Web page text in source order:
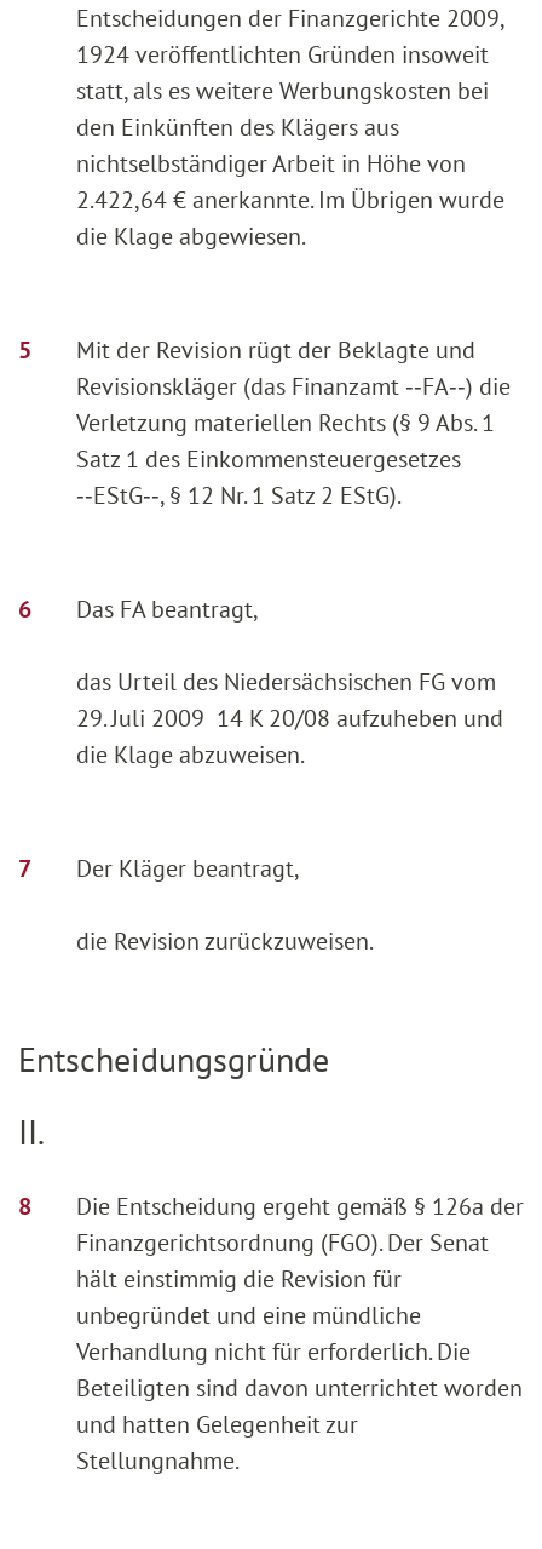
Entscheidungen der Finanzgerichte 2009,
1924 veröffentlichten Gründen insoweit
statt, als es weitere Werbungskosten bei
den Einkünften des Klägers aus
nichtselbständiger Arbeit in Höhe von
2.422,64 € anerkannte. Im Übrigen wurde
die Klage abgewiesen.
Mit der Revision rügt der Beklagte und
Revisionskläger (das Finanzamt ‑‑FA‑‑) die
Verletzung materiellen Rechts (§ 9 Abs. 1
Satz 1 des Einkommensteuergesetzes
‑‑EStG‑‑, § 12 Nr. 1 Satz 2 EStG).
Das FA beantragt,
das Urteil des Niedersächsischen FG vom
29. Juli 2009 14 K 20/08 aufzuheben und
die Klage abzuweisen.
Der Kläger beantragt,
die Revision zurückzuweisen.
Entscheidungsgründe
II.
Die Entscheidung ergeht gemäß § 126a der
Finanzgerichtsordnung (FGO). Der Senat
hält einstimmig die Revision für
unbegründet und eine mündliche
Verhandlung nicht für erforderlich. Die
Beteiligten sind davon unterrichtet worden
und hatten Gelegenheit zur
Stellungnahme.